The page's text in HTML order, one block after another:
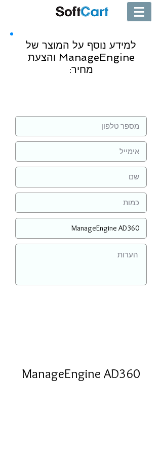
למידע נוסף על המוצר של
ManageEngine והצעת
מחיר:
ManageEngine AD360